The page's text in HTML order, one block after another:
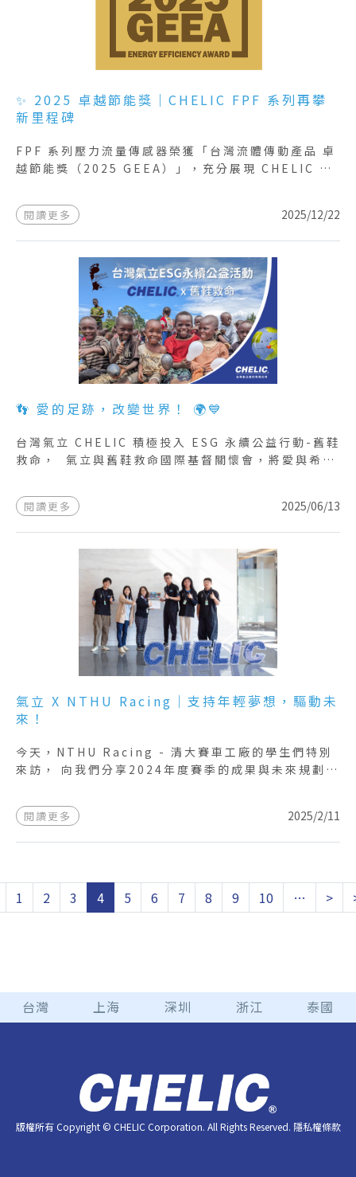
✨ 2025 卓越節能獎｜CHELIC FPF 系列再攀
新里程碑
FPF 系列壓力流量傳感器榮獲「台灣流體傳動產品 卓
越節能獎（2025 GEEA）」，充分展現 CHELIC 在
體式雙感測設計，將壓力與流量量測完美整合於單一裝
置，有效節能減碳，提升能源效益。 此項肯定更象徵
CHELIC 在智慧永續節能與流體控制領域持續推進，
向未來再邁一步。
2025/12/22
閱讀更多
👣 愛的足跡，改變世界！ 🌍💙
台灣氣立 CHELIC 積極投入 ESG 永續公益行動-舊鞋
救命， 氣立與舊鞋救命國際基督關懷會，將愛與希望
孩子們擁有更好的生活環境，每一步都是改變未來的開
始! 支持ESG永續公益，感謝每一位參與的夥伴!2025/06/13
閱讀更多
氣立 X NTHU Racing｜支持年輕夢想，驅動未
來！
今天，NTHU Racing - 清大賽車工廠的學生們特別
來訪， 向我們分享2024年度賽季的成果與未來規劃，
僅致力於推動自動化技術的發展， 也積極支持年輕世
代的創新與夢想！ 🏆 NTHU Racing 在Formula
Student Taiwan中創下第一名的佳績， 我們與有榮
PSN壓力傳感器， 以及各式接頭、消音器等應用範圍
廣泛之產品， 助力車隊精進技術，提升賽車性能。 🔹
是下一代夢想的推動者！ 🚀 氣立持續創新，並攜手年
輕世代，共同驅動科技的未來！ 💪💨
2025/2/11
閱讀更多
1 2 3 4 5 6 7 8 9 10 … >
台灣 上海 深圳 浙江 泰國
版權所有 Copyright © CHELIC Corporation. All Rights Reserved. 隱私權條款